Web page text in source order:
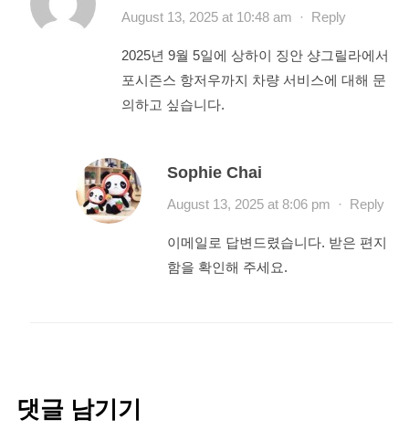
August 13, 2025 at 10:48 am · Reply
2025년 9월 5일에 상하이 징안 샹그릴라에서
포시즌스 항저우까지 차량 서비스에 대해 문
의하고 싶습니다.
Sophie Chai
August 13, 2025 at 8:06 pm · Reply
이메일로 답변드렸습니다. 받은 편지
함을 확인해 주세요.
댓글 남기기